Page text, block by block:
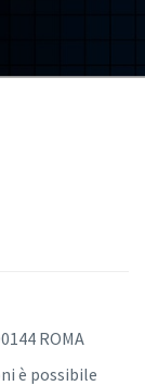
ROMA
è possibile